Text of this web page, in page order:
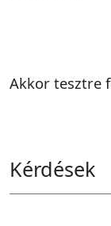
Akkor tesztre
Kérdések